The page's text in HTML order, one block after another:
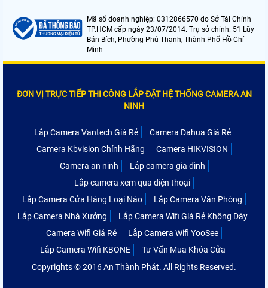
Mã số doanh nghiệp: 0312866570 do Sở Tài Chính
TP.HCM cấp ngày 23/07/2014. Trụ sở chính: 51 Lũy
Bán Bích, Phường Phú Thạnh, Thành Phố Hồ Chí
Minh
ĐƠN VỊ TRỰC TIẾP THI CÔNG LẮP ĐẶT HỆ THỐNG CAMERA AN
NINH
Lắp Camera Vantech Giá Rẻ
Camera Dahua Giá Rẻ
Camera Kbvision Chính Hãng
Camera HIKVISION
Camera an ninh
Lắp camera gia đình
Lắp camera xem qua điện thoại
Lắp Camera Cửa Hàng Loại Nào
Lắp Camera Văn Phòng
Lắp Camera Nhà Xưởng
Lắp Camera Wifi Giá Rẻ Không Dây
Camera Wifi Giá Rẻ
Lắp Camera Wifi YooSee
Lắp Camera Wifi KBONE
Tư Vấn Mua Khóa Cửa
Copyrights © 2016 An Thành Phát. All Rights Reserved.